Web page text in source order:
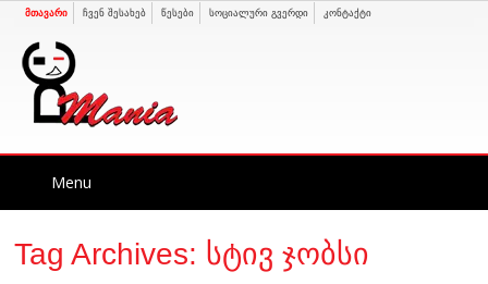
მთავარი ჩვენ შესახებ წესები სოციალური გვერდი კონტაქტი
Menu
Tag Archives: სტივ ჯობსი